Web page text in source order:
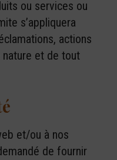
ou services ou
s’appliquera
actions
nature et de tout
et/ou à nos
de fournir